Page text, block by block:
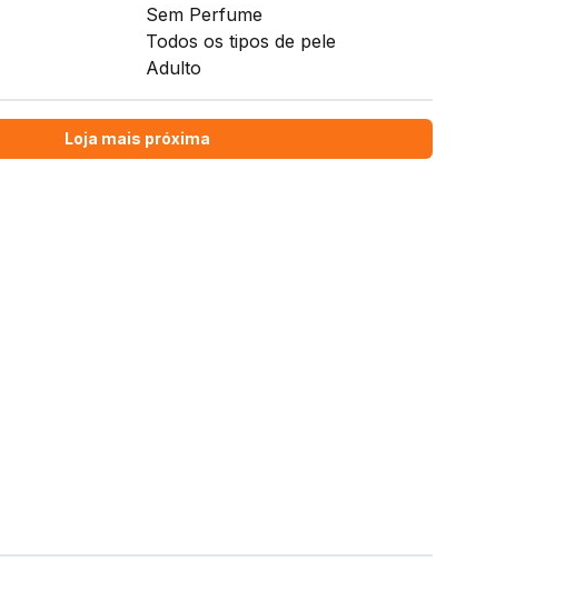
Sem Perfume
Todos os tipos de pele
Adulto
Loja mais próxima